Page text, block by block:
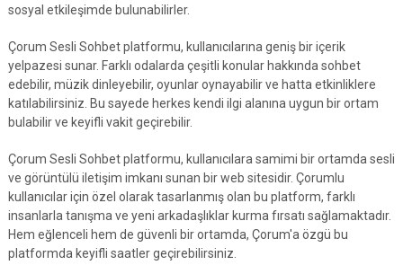
sosyal etkileşimde bulunabilirler.
Çorum Sesli Sohbet platformu, kullanıcılarına geniş bir içerik
yelpazesi sunar. Farklı odalarda çeşitli konular hakkında sohbet
edebilir, müzik dinleyebilir, oyunlar oynayabilir ve hatta etkinliklere
katılabilirsiniz. Bu sayede herkes kendi ilgi alanına uygun bir ortam
bulabilir ve keyifli vakit geçirebilir.
Çorum Sesli Sohbet platformu, kullanıcılara samimi bir ortamda sesli
ve görüntülü iletişim imkanı sunan bir web sitesidir. Çorumlu
kullanıcılar için özel olarak tasarlanmış olan bu platform, farklı
insanlarla tanışma ve yeni arkadaşlıklar kurma fırsatı sağlamaktadır.
Hem eğlenceli hem de güvenli bir ortamda, Çorum'a özgü bu
platformda keyifli saatler geçirebilirsiniz.